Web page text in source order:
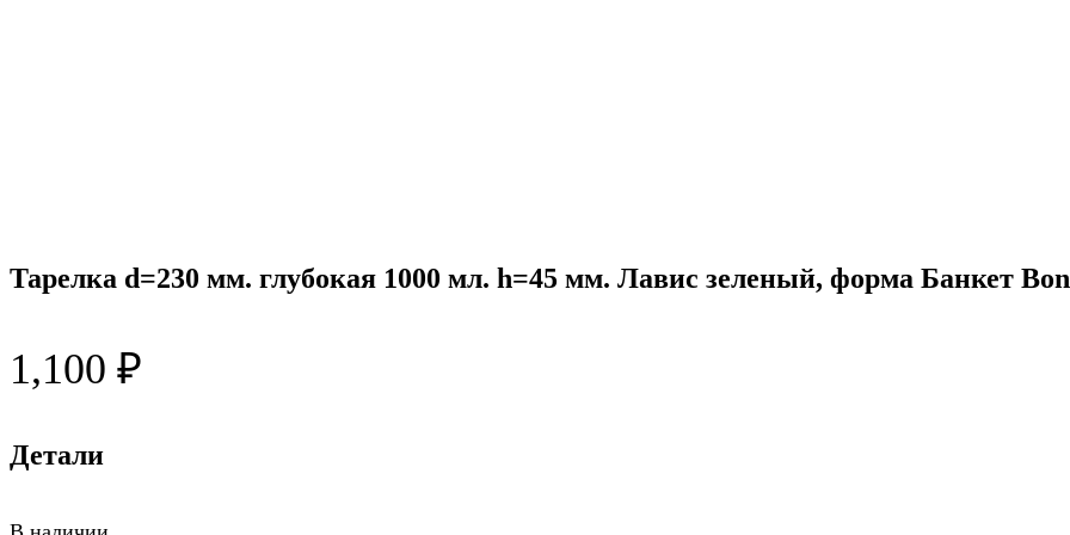
Тарелка d=230 мм. глубокая 1000 мл. h=45 мм. Лавис зеленый, форма Банкет
1,100 ₽
Детали